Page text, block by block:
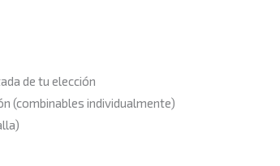
de tu elección
(combinables individualmente)